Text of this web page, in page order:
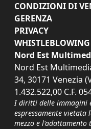
CONDIZIONI DI
GERENZA
PRIVACY
WHISTLEBLOWING
Nord Est
Nord Est
34, 30171 Venezia
1.432.522,00 C.F.
I diritti delle immagini
espressamente
mezzo e l'adattamento